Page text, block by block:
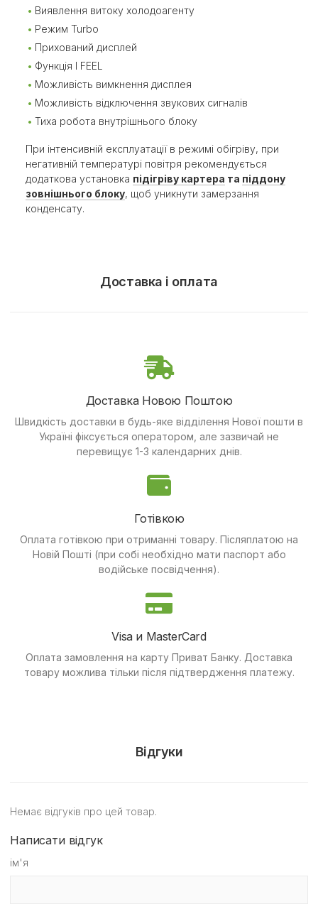
Виявлення витоку холодоагенту
Режим Turbo
Прихований дисплей
Функція I FEEL
Можливість вимкнення дисплея
Можливість відключення звукових сигналів
Тиха робота внутрішнього блоку
При інтенсивній експлуатації в режимі обігріву, при
негативній температурі повітря рекомендується
додаткова установка підігріву картера та піддону
зовнішнього блоку, щоб уникнути замерзання
конденсату.
Доставка і оплата
Доставка Новою Поштою
Швидкість доставки в будь-яке відділення Нової пошти в
Україні фіксується оператором, але зазвичай не
перевищує 1-3 календарних днів.
Готівкою
Оплата готівкою при отриманні товару. Післяплатою на
Новій Пошті (при собі необхідно мати паспорт або
водійське посвідчення).
Visa и MasterCard
Оплата замовлення на карту Приват Банку. Доставка
товару можлива тільки після підтвердження платежу.
Відгуки
Немає відгуків про цей товар.
Написати відгук
ім'я